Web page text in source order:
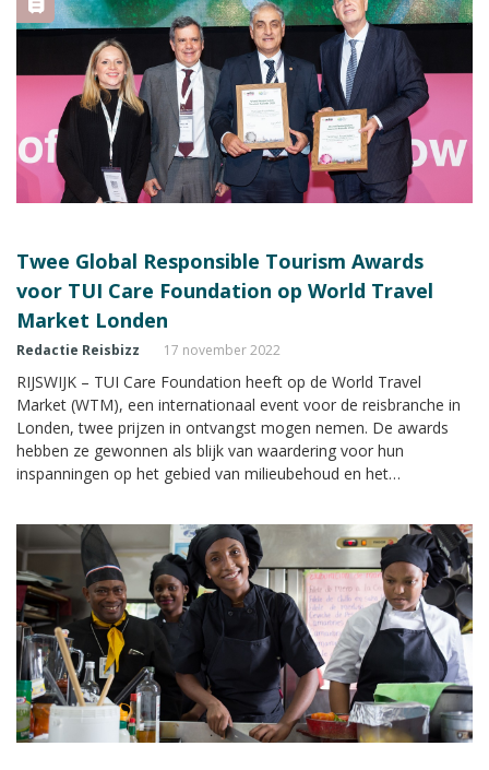
Twee Global Responsible Tourism Awards
voor TUI Care Foundation op World Travel
Market Londen
Redactie Reisbizz 17 november 2022
RIJSWIJK – TUI Care Foundation heeft op de World Travel
Market (WTM), een internationaal event voor de reisbranche in
Londen, twee prijzen in ontvangst mogen nemen. De awards
hebben ze gewonnen als blijk van waardering voor hun
inspanningen op het gebied van milieubehoud en het
vakantiebestemmingen.